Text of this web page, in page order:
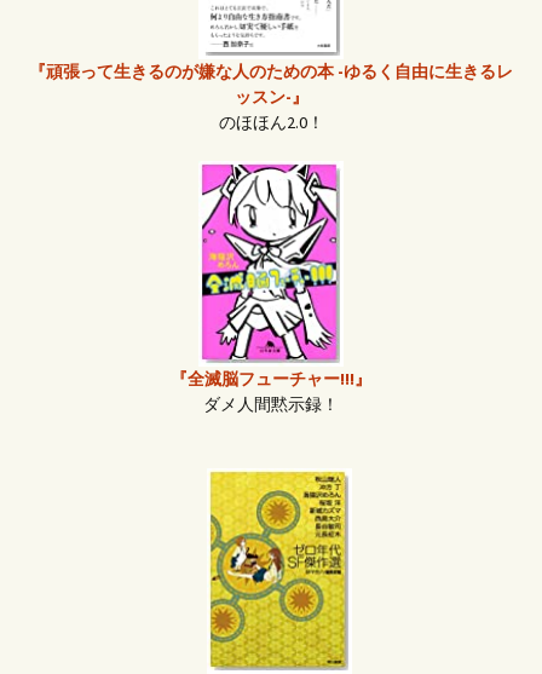
『頑張って生きるのが嫌な人のための本 -ゆるく自由に生きるレ
ッスン-』
のほほん2.0！
『全滅脳フューチャー!!!』
ダメ人間黙示録！